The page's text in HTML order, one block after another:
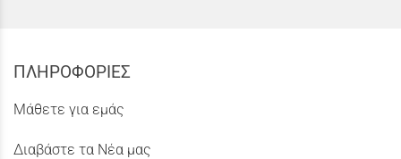
ΠΛΗΡΟΦΟΡΙΕΣ
Μάθετε για εμάς
Διαβάστε τα Νέα μας